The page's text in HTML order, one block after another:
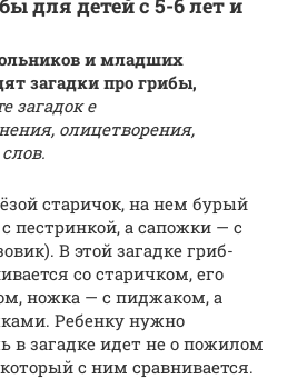
для детей с 5-6 лет и
и младших
загадки про грибы,
загадок е
олицетворения,
старичок, на нем бурый
пестринкой, а сапожки — с
В этой загадке гриб-
со старичком, его
ножка — с пиджаком, а
Ребенку нужно
в загадке идет не о пожилом
с ним сравнивается.